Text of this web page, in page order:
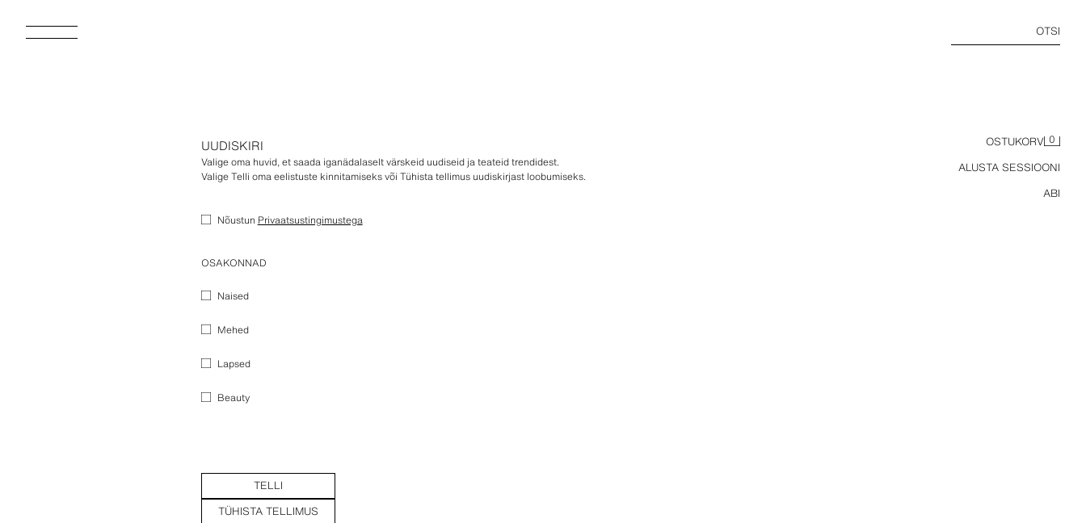
OTSI
OSTUKORV 0
ALUSTA SESSIOONI
ABI
UUDISKIRI
Valige oma huvid, et saada iganädalaselt värskeid uudiseid ja teateid trendidest.
Valige Telli oma eelistuste kinnitamiseks või Tühista tellimus uudiskirjast loobumiseks.
Nõustun Privaatsustingimustega
OSAKONNAD
Naised
Mehed
Lapsed
Beauty
TELLI
TÜHISTA TELLIMUS